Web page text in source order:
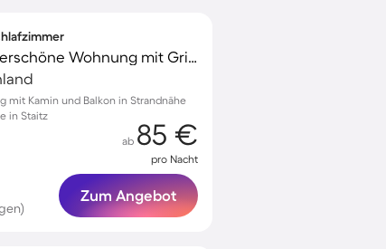
Kinderfreundliche wunderschöne Wohnung mit Grill und Terrasse | Gartenblick | Ideal für Homeoffice | Hunde erlaubt
mit Kamin und Balkon in Strandnähe
in Staitz
ab 85 €
pro Nacht
Zum Angebot